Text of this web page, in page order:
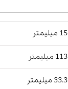
15 میلیمتر
113 میلیمتر
33.3 میلیمتر